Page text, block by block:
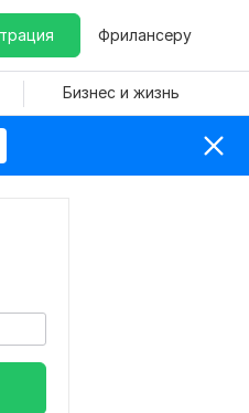
Фрилансеру
Бизнес и жизнь